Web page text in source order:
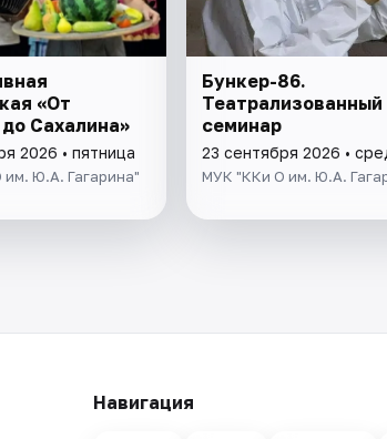
«От
Сахалина»
2026 • пятница
Ю.А. Гагарина"
Бункер-86.
Театрализованный
семинар
23 сентября 2026 •
МУК "ККи О им. Ю.А.
Навигация